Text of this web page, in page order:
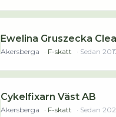
Ewelina Gruszecka
Akersberga · F-skatt · Sedan
Cykelfixarn Väst AB
Akersberga · F-skatt · Sedan